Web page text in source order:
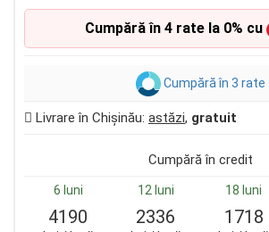
Cumpără în 4 rate la 0% cu
Cumpără în 3 rate
Livrare în Chișinău: astăzi, gratuit
Cumpără în credit
6 luni 12 luni 18 luni
4190 2336 1718